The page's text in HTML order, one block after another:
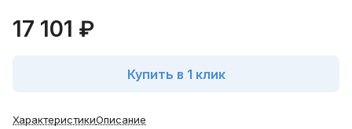
17 101 ₽
Купить в 1 клик
ХарактеристикиОписание